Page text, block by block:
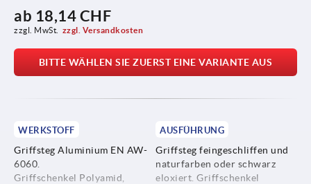
ab 18,14 CHF
zzgl. MwSt. zzgl. Versandkosten
BITTE WÄHLEN SIE ZUERST EINE VARIANTE AUS
WERKSTOFF
Griffsteg Aluminium EN AW-
6060.
Griffschenkel Polyamid,
AUSFÜHRUNG
Griffsteg feingeschliffen und
naturfarben oder schwarz
eloxiert. Griffschenkel